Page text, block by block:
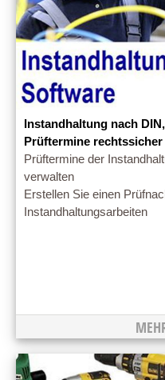
Instandhaltung nach DIN,
Prüftermine rechtssicher
Prüftermine der
verwalten
Erstellen Sie einen
Instandhaltungsarbeiten